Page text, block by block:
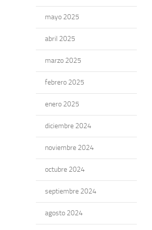
mayo 2025
abril 2025
marzo 2025
febrero 2025
enero 2025
diciembre 2024
noviembre 2024
octubre 2024
septiembre 2024
agosto 2024